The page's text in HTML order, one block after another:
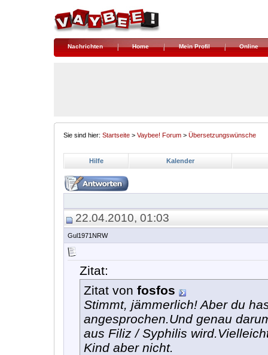
Nachrichten Home Mein Profil Online
Sie sind hier: Startseite > Vaybee! Forum > Übersetzungswünsche
Hilfe Kalender
22.04.2010, 01:03
Gul1971NRW
Zitat:
Zitat von fosfos
Stimmt, jämmerlich! Aber du
angesprochen.Und genau
aus Filiz / Syphilis
Kind aber nicht.